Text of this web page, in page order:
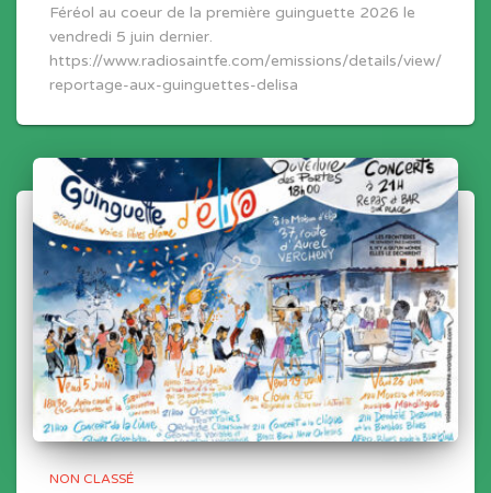
Féréol au coeur de la première guinguette 2026 le
vendredi 5 juin dernier.
https://www.radiosaintfe.com/emissions/details/view/
reportage-aux-guinguettes-delisa
NON CLASSÉ